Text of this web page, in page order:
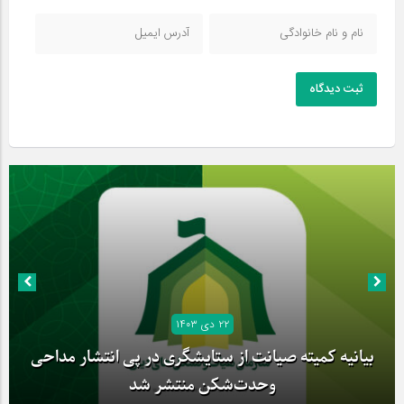
ثبت دیدگاه
۲۲ دی ۱۴۰۳
بیانیه کمیته صیانت از ستایشگری در پی انتشار مداحی
وحدت‌شکن منتشر شد